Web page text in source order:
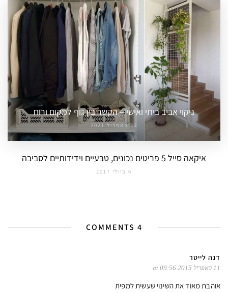
ניקוי אביב ביתי ואישי – הקשר בין גוף למקום ורוח
22 באפריל 2021
איקאה סייל 5 פריטים נכונים, טבעיים וידידותיים לסביבה
6 ביולי 2017
4 COMMENTS
דנה לייטר
11 באפריל 2015 at 09:56
אוהבת מאוד את השינוי שעשית למפית